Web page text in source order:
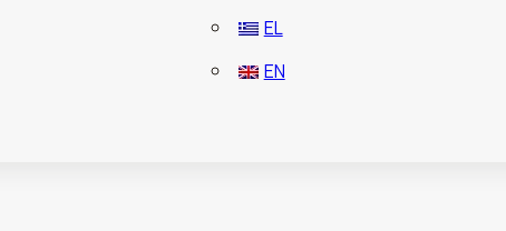
EL
EN